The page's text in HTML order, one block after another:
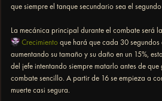
que siempre el tanque secundario sea el
La mecánica principal durante el combate será
Crecimiento que hará que cada 30
aumentando su tamaño y su daño en un 15%,
del jefe intentando siempre matarlo antes de
combate sencillo. A partir de 16 se empieza a
muerte casi segura.